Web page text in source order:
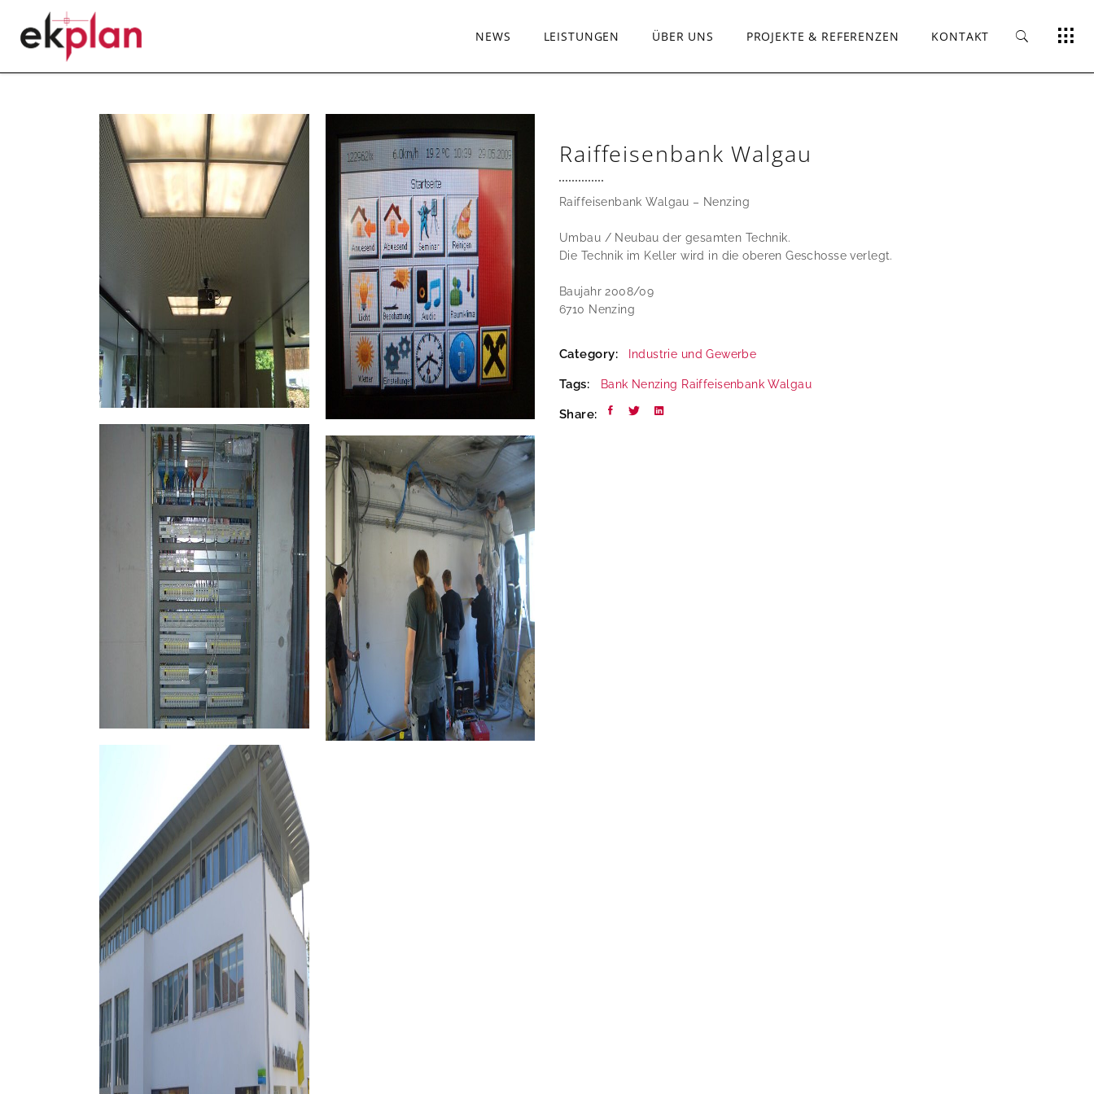
NEWS LEISTUNGEN ÜBER UNS PROJEKTE & REFERENZEN KONTAKT
Raiffeisenbank Walgau
Raiffeisenbank Walgau – Nenzing
Umbau / Neubau der gesamten Technik.
Die Technik im Keller wird in die oberen Geschosse verlegt.
Baujahr 2008/09
6710 Nenzing
Category: Industrie und Gewerbe
Tags: Bank Nenzing Raiffeisenbank Walgau
Share: